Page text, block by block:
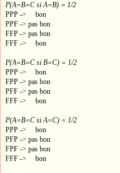
P(A=B=C si A=B) = 1/2
PPP -> bon
PPF -> pas bon
FFP -> pas bon
FFF -> bon
P(A=B=C si B=C) = 1/2
PPP -> bon
FPP -> pas bon
PFF -> pas bon
FFF -> bon
P(A=B=C si A=C) = 1/2
PPP -> bon
PFP -> pas bon
FPF -> pas bon
FFF -> bon